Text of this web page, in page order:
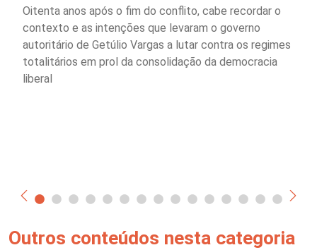
Oitenta anos após o fim do conflito, cabe recordar o
contexto e as intenções que levaram o governo
autoritário de Getúlio Vargas a lutar contra os regimes
totalitários em prol da consolidação da democracia
liberal
Outros conteúdos nesta categoria